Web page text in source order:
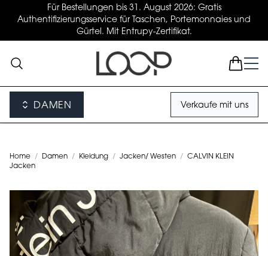
Für Bestellungen bis 31. August 2026: Gratis
Authentifizierungsservice für Taschen, Portemonnaies und
Gürtel. Mit Entrupy-Zertifikat.
DAMEN Verkaufe mit uns
Home / Damen / Kleidung / Jacken/ Westen / CALVIN KLEIN
Jacken